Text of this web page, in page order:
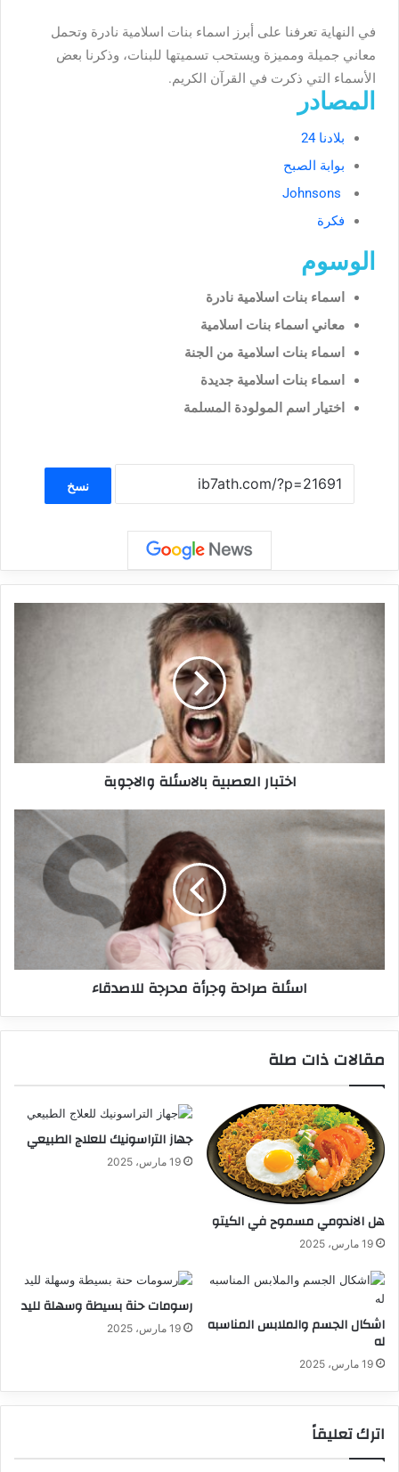
في النهاية تعرفنا على أبرز اسماء بنات اسلامية نادرة وتحمل
معاني جميلة ومميزة ويستحب تسميتها للبنات، وذكرنا بعض
الأسماء التي ذكرت في القرآن الكريم.
المصادر
بلادنا 24
بوابة الصبح
Johnsons
فكرة
الوسوم
اسماء بنات اسلامية نادرة
معاني اسماء بنات اسلامية
اسماء بنات اسلامية من الجنة
اسماء بنات اسلامية جديدة
اختيار اسم المولودة المسلمة
نسخ
اختبار العصبية بالاسئلة والاجوبة
اسئلة صراحة وجرأة محرجة للاصدقاء
مقالات ذات صلة
هل الاندومي مسموح في الكيتو
19 مارس، 2025
جهاز التراسونيك للعلاج الطبيعي
19 مارس، 2025
اشكال الجسم والملابس المناسبه
له
19 مارس، 2025
رسومات حنة بسيطة وسهلة لليد
19 مارس، 2025
اترك تعليقاً